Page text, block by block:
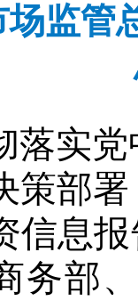
监管
落实
策部
信息
务部